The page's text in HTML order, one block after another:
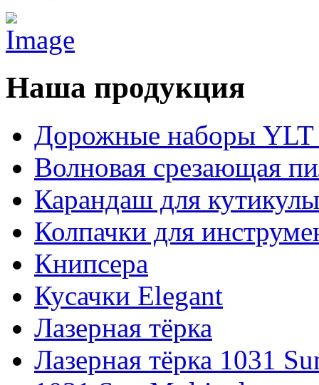
Наша продукция
Дорожные наборы YLT
Волновая срезающая
Карандаш для кутикулы
Колпачки для
Книпсера
Кусачки Elegant
Лазерная тёрка
Лазерная тёрка 1031